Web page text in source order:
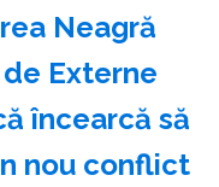
Neagră
de Externe
încearcă să
nou conflict